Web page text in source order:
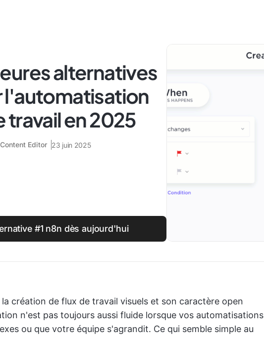
alternatives
l'automatisation
travail en 2025
Editor 23 juin 2025
#1 n8n dès aujourd'hui
création de flux de travail visuels et son caractère open
n'est pas toujours aussi fluide lorsque vos automatisations
ou que votre équipe s'agrandit. Ce qui semble simple au